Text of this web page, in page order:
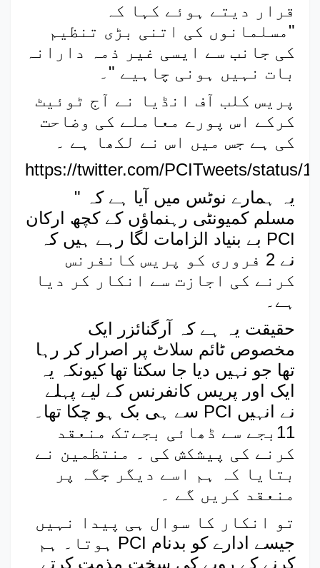
قرار دیتے ہوئے کہا کہ
"مسلمانوں کی اتنی بڑی تنظیم
کی جانب سے ایسی غیر ذمہ دارانہ
بات نہیں ہونی چاہیے "۔
کرکے اس پورے معاملے کی وضاحت
کی ہے جس میں اس نے لکھا ہے ۔
https://twitter.com/PCITweets/status/
" یہ ہمارے نوٹس میں آیا ہے کہ
مسلم کمیونٹی رہنماؤں کے کچھ ارکان
بے بنیاد الزامات لگا رہے ہیں کہ PCI
نے 2 فروری کو پریس کانفرنس
کرنے کی اجازت سے انکار کر دیا
ہے۔
حقیقت یہ ہے کہ آرگنائزر ایک
مخصوص ٹائم سلاٹ پر اصرار کر رہا
تھا جو نہیں دیا جا سکتا تھا کیونکہ یہ
ایک اور پریس کانفرنس کے لیے پہلے
سے ہی بک ہو چکا تھا۔ PCI نے انہیں
11بجے سے ڈھائی بجےتک منعقد
کرنے کی پیشکش کی ۔ منتظمین نے
بتایا کہ ہم اسے دیگر جگہ پر
منعقد کریں گے ۔
تو انکار کا سوال ہی پیدا نہیں
ہوتا۔ ہم PCI جیسے ادارے کو بدنام
کرنے کے رویے کی سخت مذمت کرتے